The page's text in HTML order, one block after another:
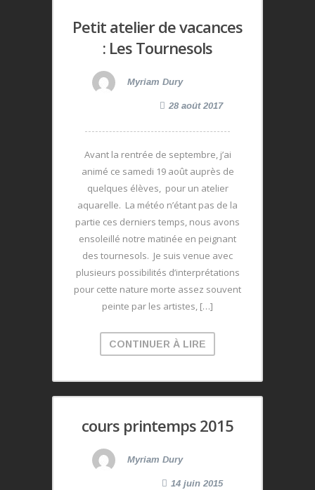
Petit atelier de vacances
: Les Tournesols
Myriam Dury
28 août 2017
Avant la rentrée de septembre, j’ai
animé ce samedi 19 août auprès de
quelques élèves, pour un atelier
aquarelle. La météo n’étant pas de la
partie ces derniers temps, nous avons
ensoleillé notre matinée en peignant
des tournesols. Je suis venue avec
plusieurs possibilités d’interprétations
pour cette nature morte assez souvent
peinte par les artistes, […]
CONTINUER À LIRE
cours printemps 2015
Myriam Dury
14 juin 2015